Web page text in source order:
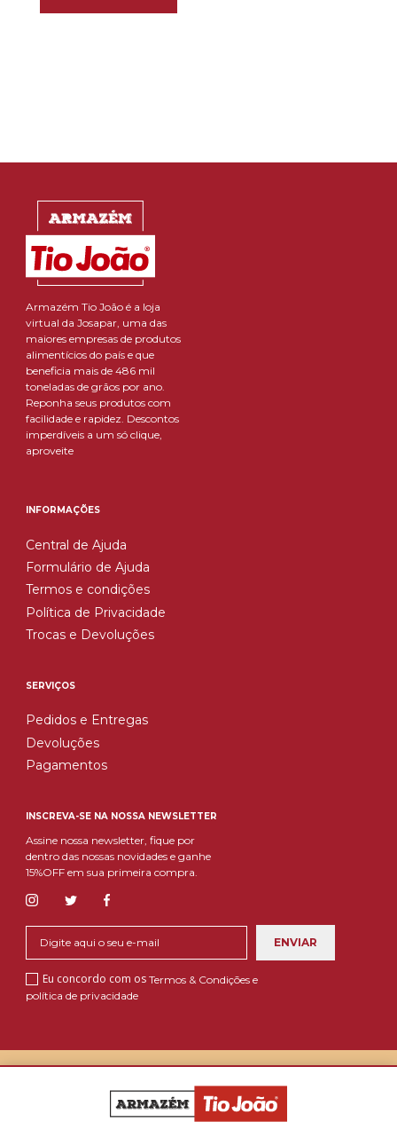
Armazém Tio João é a loja
virtual da Josapar, uma das
maiores empresas de produtos
alimentícios do país e que
beneficia mais de 486 mil
toneladas de grãos por ano.
Reponha seus produtos com
facilidade e rapidez. Descontos
imperdíveis a um só clique,
aproveite
INFORMAÇÕES
Central de Ajuda
Formulário de Ajuda
Termos e condições
Política de Privacidade
Trocas e Devoluções
SERVIÇOS
Pedidos e Entregas
Devoluções
Pagamentos
INSCREVA-SE NA NOSSA NEWSLETTER
Assine nossa newsletter, fique por
dentro das nossas novidades e ganhe
15%OFF em sua primeira compra.
Eu concordo com os Termos & Condições e
política de privacidade